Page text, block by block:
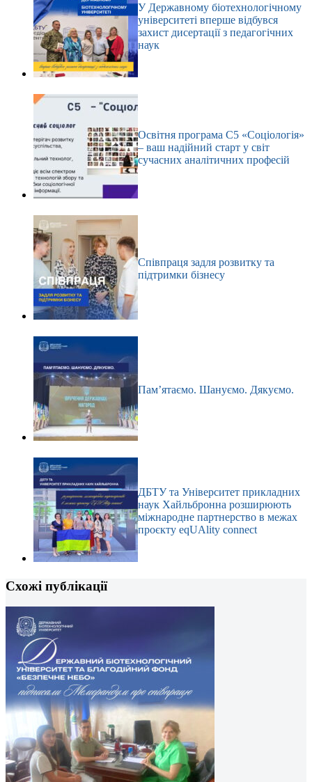
У Державному біотехнологічному
університеті вперше відбувся
захист дисертації з педагогічних
наук
Освітня програма С5 «Соціологія»
– ваш надійний старт у світ
сучасних аналітичних професій
Співпраця задля розвитку та
підтримки бізнесу
Пам’ятаємо. Шануємо. Дякуємо.
ДБТУ та Університет прикладних
наук Хайльбронна розширюють
міжнародне партнерство в межах
проєкту eqUAlity connect
Схожі публікації